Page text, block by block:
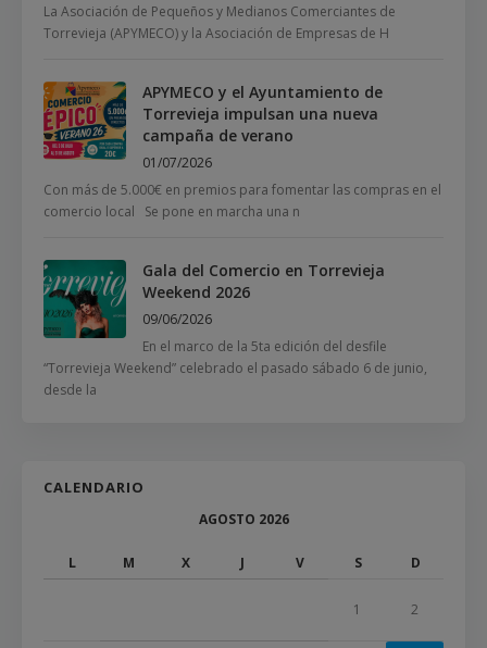
La Asociación de Pequeños y Medianos Comerciantes de
Torrevieja (APYMECO) y la Asociación de Empresas de H
APYMECO y el Ayuntamiento de
Torrevieja impulsan una nueva
campaña de verano
01/07/2026
Con más de 5.000€ en premios para fomentar las compras en el
comercio local Se pone en marcha una n
Gala del Comercio en Torrevieja
Weekend 2026
09/06/2026
En el marco de la 5ta edición del desfile
“Torrevieja Weekend” celebrado el pasado sábado 6 de junio,
desde la
CALENDARIO
AGOSTO 2026
L M X J V S D
1 2